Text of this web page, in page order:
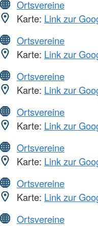
Ortsvereine
Karte: Link zur
Ortsvereine
Karte: Link zur
Ortsvereine
Karte: Link zur
Ortsvereine
Karte: Link zur
Ortsvereine
Karte: Link zur
Ortsvereine
Karte: Link zur
Ortsvereine